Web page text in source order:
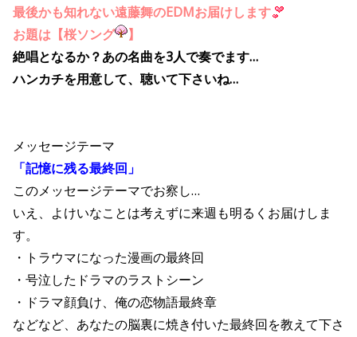
最後かも知れない遠藤舞のEDMお届けします
お題は【桜ソング
】
絶唱となるか？あの名曲を3人で奏でます…
ハンカチを用意して、聴いて下さいね…
メッセージテーマ
「記憶に残る最終回」
このメッセージテーマでお察し…
いえ、よけいなことは考えずに来週も明るくお届けしま
す。
・トラウマになった漫画の最終回
・号泣したドラマのラストシーン
・ドラマ顔負け、俺の恋物語最終章
などなど、あなたの脳裏に焼き付いた最終回を教えて下さ